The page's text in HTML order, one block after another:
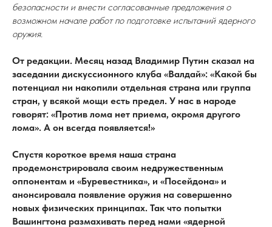
безопасности и внести согласованные предложения о
возможном начале работ по подготовке испытаний ядерного
оружия.
От редакции. Месяц назад Владимир Путин сказал на
заседании дискуссионного клуба «Валдай»: «Какой бы
потенциал ни накопили отдельная страна или группа
стран, у всякой мощи есть предел. У нас в народе
говорят: «Против лома нет приема, окромя другого
лома». А он всегда появляется!»
Спустя короткое время наша страна
продемонстрировала своим недружественным
оппонентам и «Буревестника», и «Посейдона» и
анонсировала появление оружия на совершенно
новых физических принципах. Так что попытки
Вашингтона размахивать перед нами «ядерной